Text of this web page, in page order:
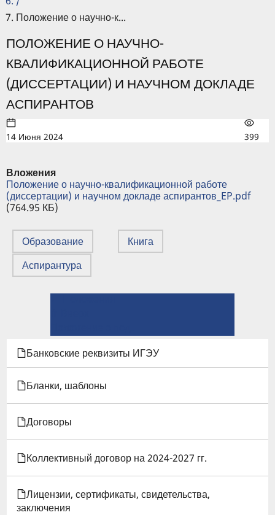
Положение о научно-к...
ПОЛОЖЕНИЕ О НАУЧНО-
КВАЛИФИКАЦИОННОЙ РАБОТЕ
(ДИССЕРТАЦИИ) И НАУЧНОМ ДОКЛАДЕ
АСПИРАНТОВ
14 Июня 2024 399
Вложения
Положение о научно-квалификационной работе
(диссертации) и научном докладе аспирантов_EP.pdf
(764.95 КБ)
Образование
Книга
Аспирантура
КНИГИ
ДЛЯ
ПОЛОЖЕНИЕ
О
НАУЧНО-
КВАЛИФИКАЦИОННОЙ
РАБОТЕ
Банковские реквизиты ИГЭУ
Бланки, шаблоны
Договоры
Коллективный договор на 2024-2027 гг.
Лицензии, сертификаты, свидетельства,
заключения